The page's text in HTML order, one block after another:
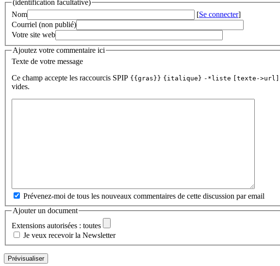
(identification facultative)
Nom
[Se connecter]
Courriel (non publié)
Votre site web
Ajoutez votre commentaire ici
Texte de votre message
Ce champ accepte les raccourcis SPIP {{gras}} {italique} -*liste [texte->url]
vides.
Prévenez-moi de tous les nouveaux commentaires de cette discussion par email
Ajouter un document
Extensions autorisées : toutes
Je veux recevoir la Newsletter